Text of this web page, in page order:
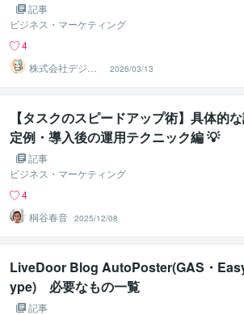
せんか？
記事
ビジネス・マーケティング
4
株式会社デジタ
ルレシピ
2026/03/13
【タスクのスピードアップ術】具体的
定例・導入後の運用テクニック編 💡
記事
ビジネス・マーケティング
4
桐谷春音 2025/12/08
LiveDoor Blog AutoPoster(GAS・
ype) 必要なもの一覧
記事